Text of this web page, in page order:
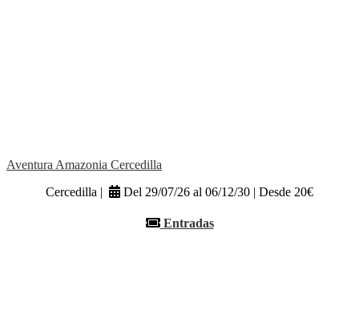
Aventura Amazonia Cercedilla
Cercedilla |
Del 29/07/26 al 06/12/30 | Desde 20€
Entradas